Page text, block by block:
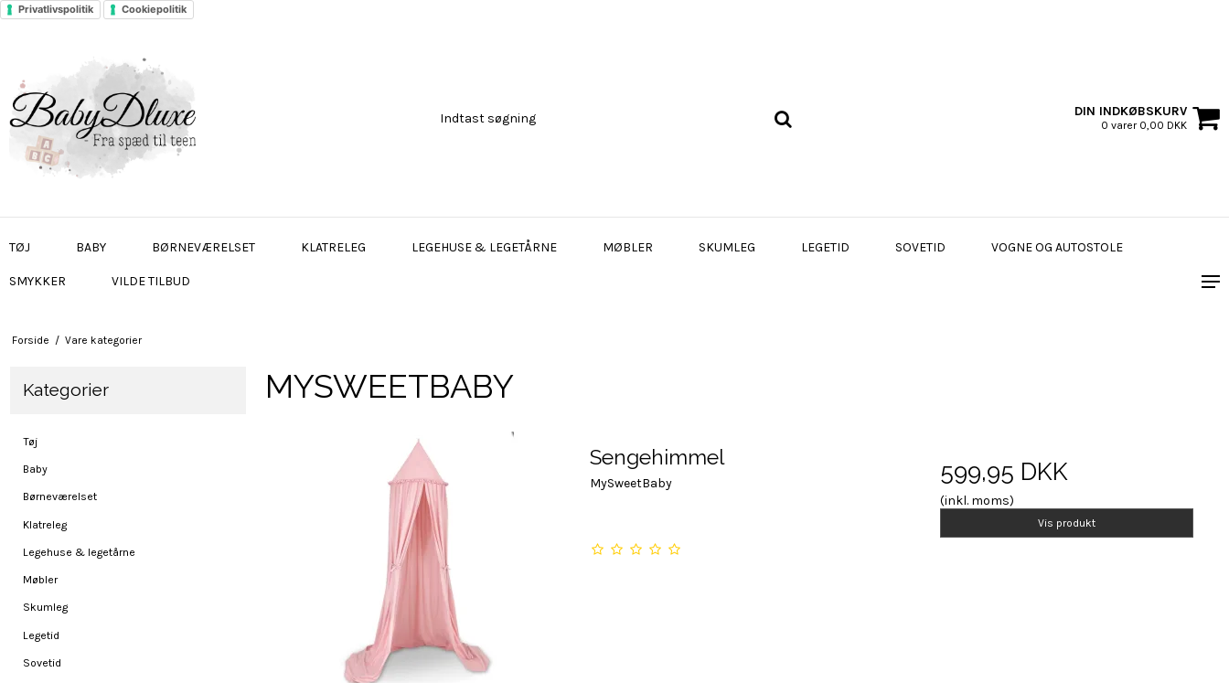
Privatlivspolitik Cookiepolitik
DIN INDKØBSKURV
0 varer 0,00 DKK
TØJ BABY BØRNEVÆRELSET KLATRELEG LEGEHUSE & LEGETÅRNE MØBLER SKUMLEG LEGETID SOVETID VOGNE OG AUTOSTOLE
SMYKKER VILDE TILBUD
Forside / Vare kategorier
Kategorier
Tøj
Baby
Børneværelset
Klatreleg
Legehuse & legetårne
Møbler
Skumleg
Legetid
Sovetid
MYSWEETBABY
Sengehimmel
MySweetBaby 599,95 DKK
(inkl. moms)
Vis produkt